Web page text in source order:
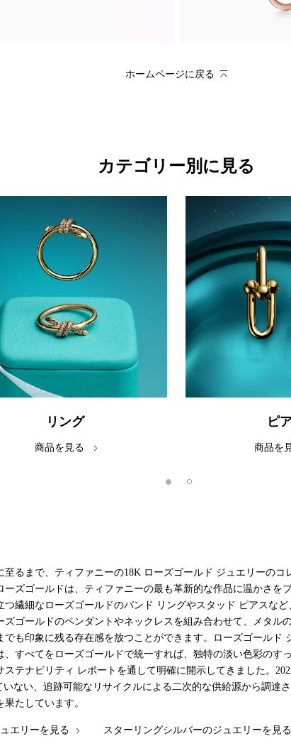
ホームページに戻る
カテゴリー別に見る
リング
商品を見る
ピ
商品を
るまで、ティファニーの18K ローズゴールド ジュエリーの
ズゴールドは、ティファニーの最も革新的な作品に温かさ
繊細なローズゴールドのバンド リングやスタッド ピアスな
ゴールドのペンダントやネックレスを組み合わせて、メタ
も印象に残る存在感を放つことができます。ローズゴール
すべてをローズゴールドで統一すれば、独特の淡い色彩の
テナビリティ レポートを通して明確に開示してきました。
ない、追跡可能なリサイクルによる二次的な供給源から調達
たしています。
エリーを見る スターリングシルバーのジュエリーを見る